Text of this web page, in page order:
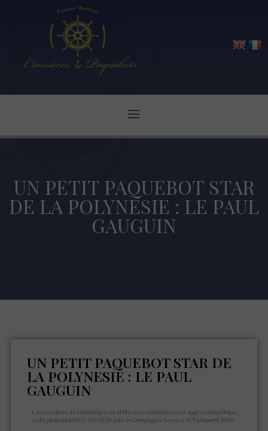
UN PETIT PAQUEBOT STAR
DE LA POLYNESIE : LE PAUL
GAUGUIN
UN PETIT PAQUEBOT STAR DE
LA POLYNESIE : LE PAUL
GAUGUIN
Les chantiers de l’Atlantique de St Nazaire construisent en 1996 le magnifique
petit paquebot PAUL GAUGUIN pour la Compagnie Service et Transports Tahiti.